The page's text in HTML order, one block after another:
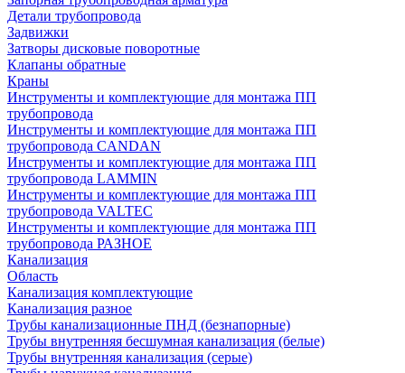
Детали трубопровода
Задвижки
Затворы дисковые поворотные
Клапаны обратные
Краны
Инструменты и комплектующие для монтажа ПП
трубопровода
Инструменты и комплектующие для монтажа ПП
трубопровода CANDAN
Инструменты и комплектующие для монтажа ПП
трубопровода LAMMIN
Инструменты и комплектующие для монтажа ПП
трубопровода VALTEC
Инструменты и комплектующие для монтажа ПП
трубопровода РАЗНОЕ
Канализация
Область
Канализация комплектующие
Канализация разное
Трубы канализационные ПНД (безнапорные)
Трубы внутренняя бесшумная канализация (белые)
Трубы внутренняя канализация (серые)